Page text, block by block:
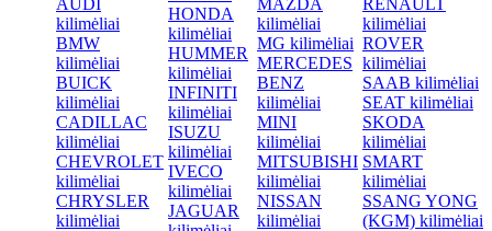
AUDI
kilimėliai
BMW
kilimėliai
BUICK
kilimėliai
CADILLAC
kilimėliai
CHEVROLET
kilimėliai
CHRYSLER
kilimėliai
HONDA
kilimėliai
HUMMER
kilimėliai
INFINITI
kilimėliai
ISUZU
kilimėliai
IVECO
kilimėliai
JAGUAR
MAZDA
kilimėliai
MG kilimėliai
MERCEDES
BENZ
kilimėliai
MINI
kilimėliai
MITSUBISHI
kilimėliai
NISSAN
kilimėliai
RENAULT
kilimėliai
ROVER
kilimėliai
SAAB kilimėliai
SEAT kilimėliai
SKODA
kilimėliai
SMART
kilimėliai
SSANG YONG
(KGM) kilimėliai